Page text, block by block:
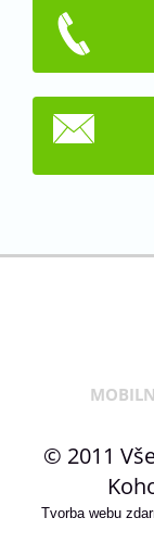
© 2011
Tvorba webu